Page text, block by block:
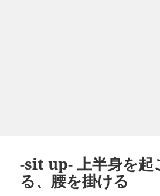
-sit up- 上半身を起
る、腰を掛ける